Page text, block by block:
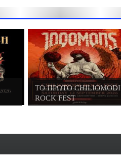
ΤΟ ΠΡΩΤΟ CHILIOMODI
ROCK FEST